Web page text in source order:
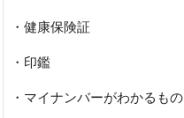
・健康保険証
・印鑑
・マイナンバーがわかるもの